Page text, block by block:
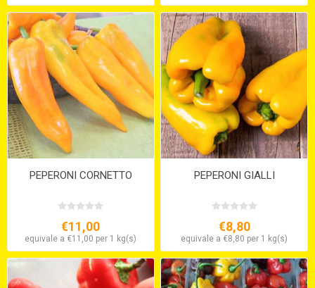
PEPERONI CORNETTO
€11,00
equivale a €11,00 per 1 kg(s)
PEPERONI GIALLI
€8,80
equivale a €8,80 per 1 kg(s)